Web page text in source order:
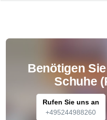
Benötigen
Schuhe
Rufen Sie uns an
+495244988260